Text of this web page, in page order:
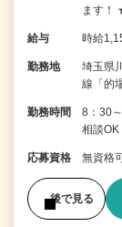
ます！
給与 時給
勤務地
埼玉県
線「的
勤務時間
8：30
相談OK
応募資格 無資格
後で見る